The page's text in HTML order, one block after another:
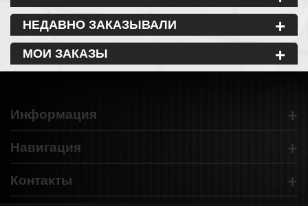
НЕДАВНО ЗАКАЗЫВАЛИ +
МОИ ЗАКАЗЫ +
Информация +
Навигация +
Контакты +